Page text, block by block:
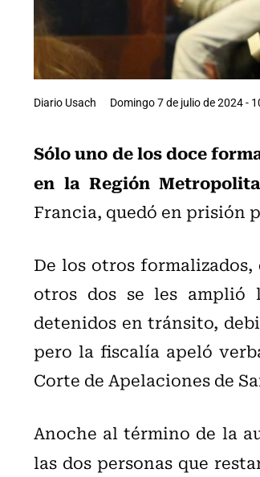
Diario Usach Domingo 7 de julio de 2024 -
Sólo uno de los doce
en la Región
Francia, quedó en prisión
De los otros
otros dos se les amplió
detenidos en tránsito,
pero la fiscalía apeló
Corte de Apelaciones de
Anoche al término de la
las dos personas que